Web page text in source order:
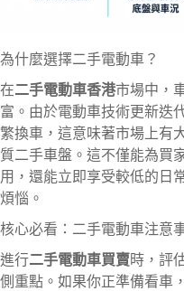
為什麼選擇二手電動車？
在二手電動車香港市場中，
富。由於電動車技術更新迭
繁換車，這意味著市場上有
質二手車盤。這不僅能為買
用，還能立即享受較低的日
煩惱。
核心必看：二手電動車注意
進行二手電動車買賣時，評
側重點。如果你正準備看車